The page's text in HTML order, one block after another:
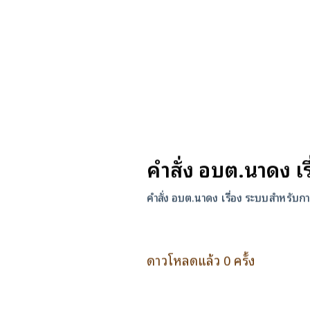
คำสั่ง อบต.นาดง
คำสั่ง อบต.นาดง เรื่อง ระบบสำหรับ
ดาวโหลดแล้ว 0 ครั้ง